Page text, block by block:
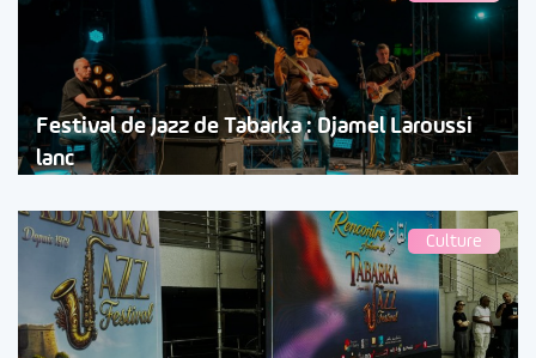
Festival de Jazz de Tabarka : Djamel Laroussi
lanc
Culture